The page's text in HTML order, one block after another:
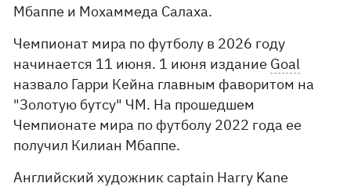
Мбаппе и Мохаммеда Салаха.
Чемпионат мира по футболу в 2026 году
начинается 11 июня. 1 июня издание Goal
назвало Гарри Кейна главным фаворитом на
"Золотую бутсу" ЧМ. На прошедшем
Чемпионате мира по футболу 2022 года ее
получил Килиан Мбаппе.
Английский художник captain Harry Kane